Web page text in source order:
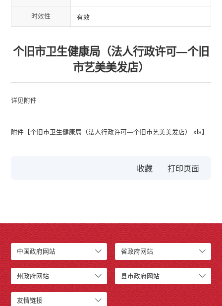
时效性 有效
个旧市卫生健康局（法人行政许可—个旧
市艺美美发店）
详见附件
附件【个旧市卫生健康局（法人行政许可—个旧市艺美美发店）.xls】
收藏
中国政府网站 省政府网站
州政府网站 县市政府网站
友情链接